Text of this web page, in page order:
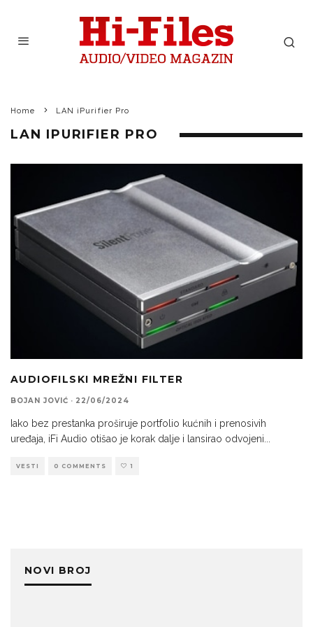
Home LAN iPurifier Pro
LAN IPURIFIER PRO
AUDIOFILSKI MREŽNI FILTER
BOJAN JOVIĆ · 22/06/2024
Iako bez prestanka proširuje portfolio kućnih i prenosivih
uređaja, iFi Audio otišao je korak dalje i lansirao odvojeni
VESTI 0 COMMENTS 1
NOVI BROJ